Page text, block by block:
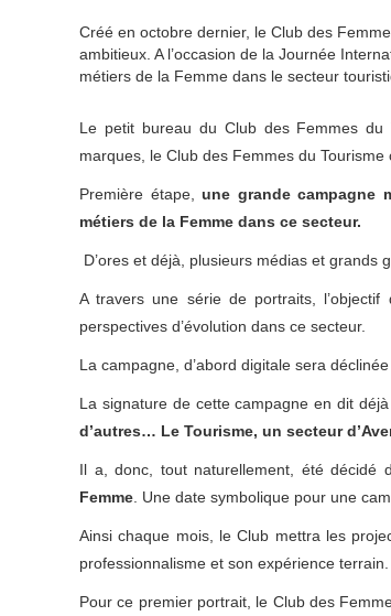
Créé en octobre dernier, le Club des
ambitieux. A l’occasion de la Journée
métiers de la Femme dans le secteur
Le petit bureau du Club des Femmes
marques, le Club des Femmes du Tourisme
Première étape,une grande campagne
métiers de la Femme dans ce secteur.
D’ores et déjà, plusieurs médias et grands
A travers une série de portraits,
perspectives d’évolution dans ce secteur.
La campagne, d’abord digitale sera
La signature de cette campagne en dit
d’autres… Le Tourisme, un secteur
Il a, donc, tout naturellement, été décidé
Femme . Une date symbolique pour une
Ainsi chaque mois, le Club mettra les
professionnalisme et son expérience terrain.
Pour ce premier portrait, le Club des